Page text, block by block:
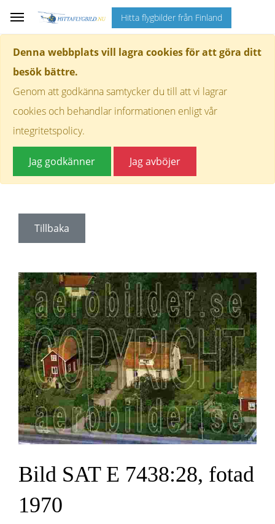
Denna webbplats vill lagra cookies för att göra ditt
besök bättre.
Genom att godkänna samtycker du till att vi lagrar
cookies och behandlar informationen enligt vår
integritetspolicy.
Jag godkänner Jag avböjer
Hitta flygbilder från Finland
Tillbaka
Bild SAT E 7438:28, fotad
1970